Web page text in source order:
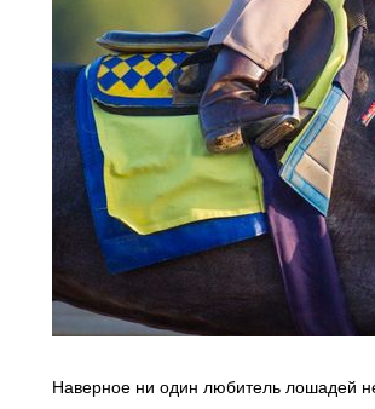
Наверное ни один любитель лошадей